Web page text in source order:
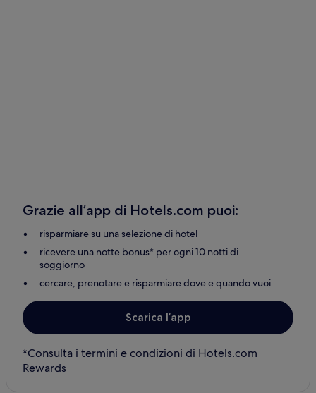
Grazie all’app di Hotels.com puoi:
risparmiare su una selezione di hotel
ricevere una notte bonus* per ogni 10 notti di
soggiorno
cercare, prenotare e risparmiare dove e quando vuoi
Scarica l’app
*Consulta i termini e condizioni di Hotels.com
Rewards